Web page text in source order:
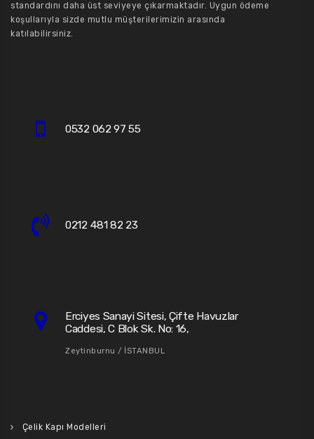
standardını daha üst seviyeye çıkarmaktadır. Uygun ödeme
koşullarıyla sizde mutlu müşterilerimizin arasında
katılabilirsiniz.
0532 062 97 55
0212 481 82 23
Erciyes Sanayi Sitesi, Çifte Havuzlar
Caddesi, C Blok Sk. No: 16,
Zeytinburnu / İSTANBUL
Çelik Kapı Modelleri